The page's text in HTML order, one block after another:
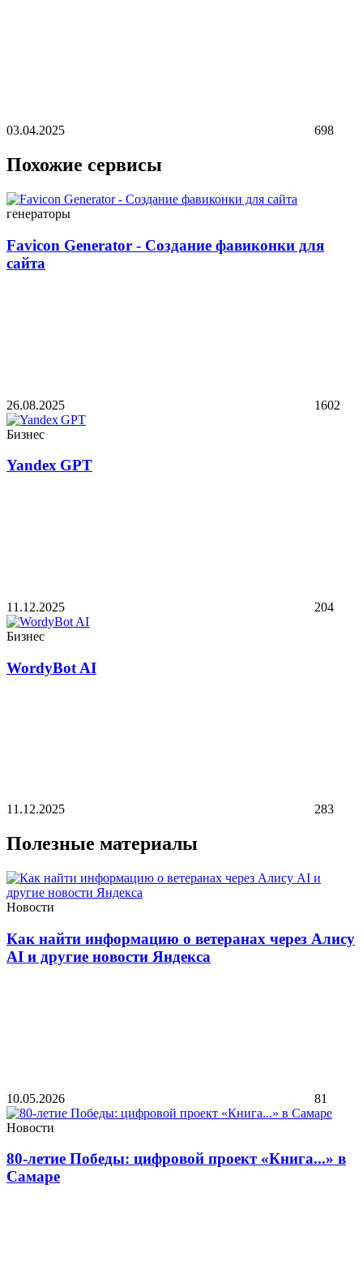
03.04.2025 698
Похожие сервисы
генераторы
Favicon Generator - Создание фавиконки для
сайта
26.08.2025 1602
Бизнес
Yandex GPT
11.12.2025 204
Бизнес
WordyBot AI
11.12.2025 283
Полезные материалы
Новости
Как найти информацию о ветеранах через Алису
AI и другие новости Яндекса
10.05.2026 81
Новости
80-летие Победы: цифровой проект «Книга...» в
Самаре